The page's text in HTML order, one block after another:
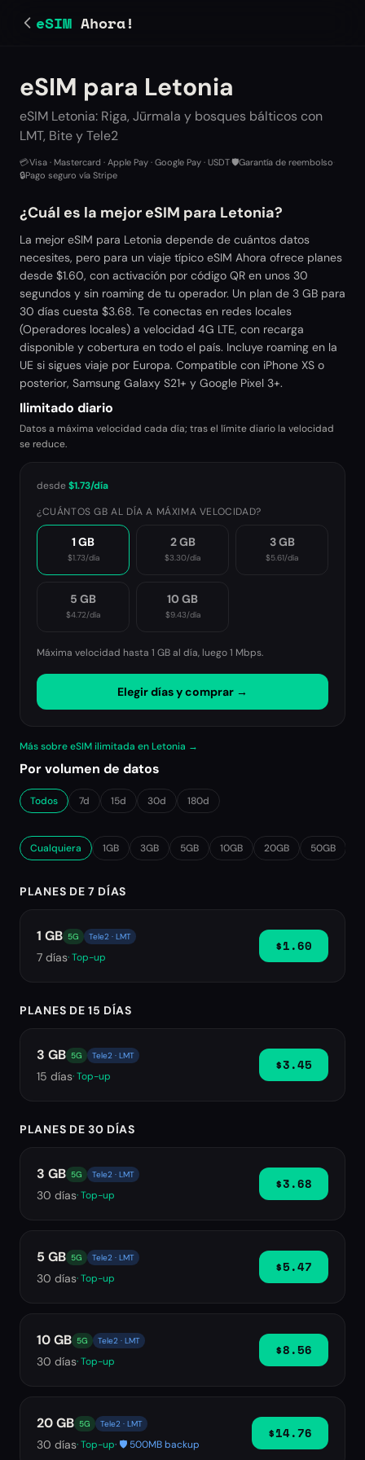
eSIM Ahora!
eSIM para Letonia
eSIM Letonia: Riga, Jūrmala y bosques bálticos con
LMT, Bite y Tele2
💳Visa · Mastercard · Apple Pay · Google Pay · USDT🛡️Garantía de reembolso
🔒Pago seguro vía Stripe
¿Cuál es la mejor eSIM para Letonia?
La mejor eSIM para Letonia depende de cuántos datos
necesites, pero para un viaje típico eSIM Ahora ofrece planes
desde $1.60, con activación por código QR en unos 30
segundos y sin roaming de tu operador. Un plan de 3 GB para
30 días cuesta $3.68. Te conectas en redes locales
(Operadores locales) a velocidad 4G LTE, con recarga
disponible y cobertura en todo el país. Incluye roaming en la
UE si sigues viaje por Europa. Compatible con iPhone XS o
posterior, Samsung Galaxy S21+ y Google Pixel 3+.
Ilimitado diario
Datos a máxima velocidad cada día; tras el límite diario la velocidad
se reduce.
desde$1.73/día
¿CUÁNTOS GB AL DÍA A MÁXIMA VELOCIDAD?
1 GB
$1.73/día
2 GB
$3.30/día
3 GB
$5.61/día
5 GB
$4.72/día
10 GB
$9.43/día
Máxima velocidad hasta 1 GB al día, luego1 Mbps.
Elegir días y comprar →
Más sobre eSIM ilimitada en Letonia →
Por volumen de datos
Todos 7d 15d 30d 180d
Cualquiera 1GB 3GB 5GB 10GB 20GB 50GB
PLANES DE 7 DÍAS
1 GB 5G Tele2 · LMT
7 días· Top-up
$1.60
PLANES DE 15 DÍAS
3 GB 5G Tele2 · LMT
15 días· Top-up
$3.45
PLANES DE 30 DÍAS
3 GB 5G Tele2 · LMT
30 días· Top-up
$3.68
5 GB 5G Tele2 · LMT
30 días· Top-up
$5.47
10 GB 5G Tele2 · LMT
30 días· Top-up
$8.56
20 GB 5G Tele2 · LMT
30 días· Top-up· 🛡️ 500MB backup
$14.76